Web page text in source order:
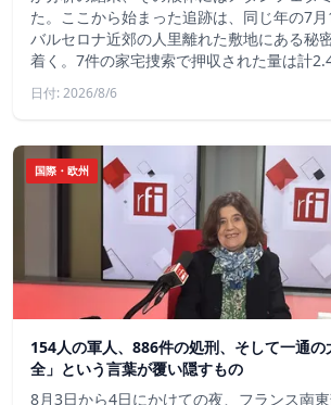
た。ここから始まった追跡は、同じ年の7月
バルセロナ近郊の人里離れた敷地にある秘
着く。7件の家宅捜索で押収された量は計
日付: 2026/8/6
国際・欧州
154人の軍人、886件の処刑、そして一通
全」という言葉が覆い隠すもの
8月3日から4日にかけての夜、フランス南